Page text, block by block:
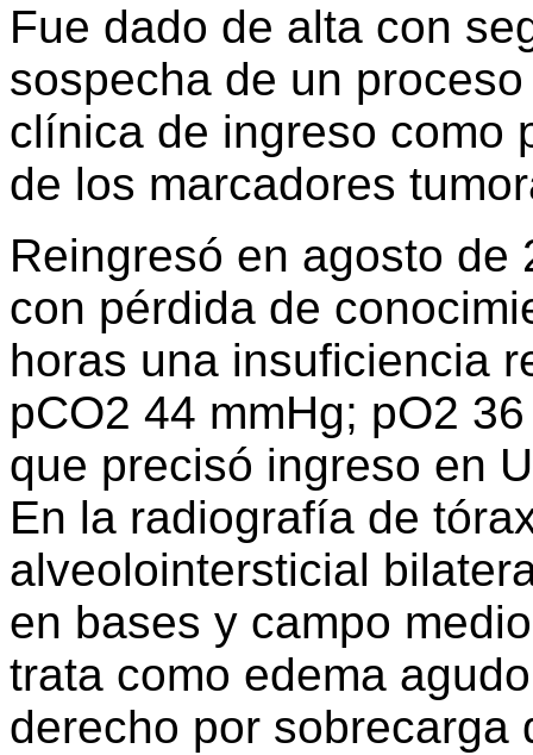
Fue dado de alta con
sospecha de un
clínica de ingreso como
de los marcadores
Reingresó en agosto de
con pérdida de
horas una insuficiencia
pCO2 44 mmHg; pO2
que precisó ingreso en
En la radiografía de
alveolointersticial
en bases y campo
trata como edema
derecho por sobrecarga